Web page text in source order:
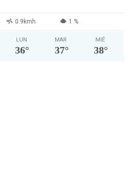
0.9kmh 1 %
LUN
36°
MAR
37°
MIÉ
38°